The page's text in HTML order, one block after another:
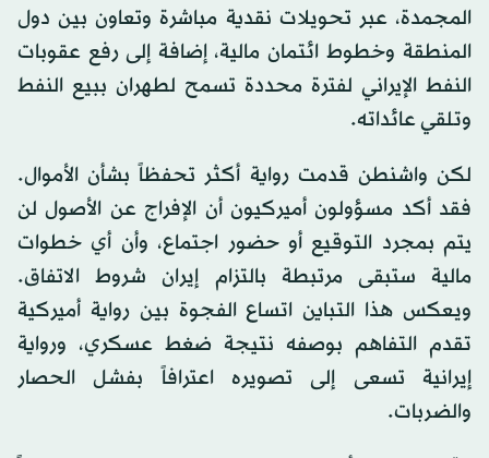
المجمدة، عبر تحويلات نقدية مباشرة وتعاون بين دول
المنطقة وخطوط ائتمان مالية، إضافة إلى رفع عقوبات
النفط الإيراني لفترة محددة تسمح لطهران ببيع النفط
وتلقي عائداته.
لكن واشنطن قدمت رواية أكثر تحفظاً بشأن الأموال.
فقد أكد مسؤولون أميركيون أن الإفراج عن الأصول لن
يتم بمجرد التوقيع أو حضور اجتماع، وأن أي خطوات
مالية ستبقى مرتبطة بالتزام إيران شروط الاتفاق.
ويعكس هذا التباين اتساع الفجوة بين رواية أميركية
تقدم التفاهم بوصفه نتيجة ضغط عسكري، ورواية
إيرانية تسعى إلى تصويره اعترافاً بفشل الحصار
والضربات.